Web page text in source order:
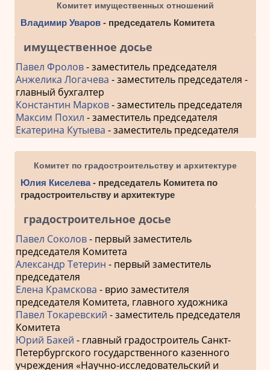
Комитет имущественных отношений
Владимир Уваров- председатель Комитета
имущественное досье
Павел Фролов- заместитель председателя
Анжелика Логачева - заместитель председателя -
главный бухгалтер
Константин Марков- заместитель председателя
Максим Похил - заместитель председателя
Екатерина Кутыева - заместитель председателя
Комитет по градостроительству и архитектуре
Юлия Киселева- председатель Комитета по
градостроительству и архитектуре
градостроительное досье
Павел Соколов- первый заместитель
председателя Комитета
Александр Тетерин - первый заместитель
председателя
Елена Крамскова - врио заместителя
председателя Комитета, главного художника
Павел Токаревский - заместитель председателя
Комитета
Юрий Бакей - главный градостроитель Санкт-
Петербургского государственного казенного
учреждения «Научно-исследовательский и